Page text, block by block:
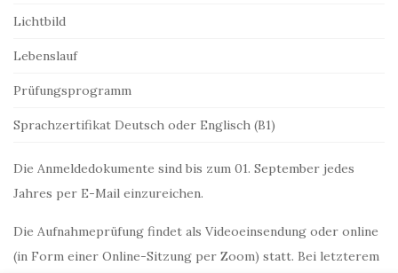
Lichtbild
Lebenslauf
Prüfungsprogramm
Sprachzertifikat Deutsch oder Englisch (B1)
Die Anmeldedokumente sind bis zum 01. September jedes
Jahres per E-Mail einzureichen.
Die Aufnahmeprüfung findet als Videoeinsendung oder online
(in Form einer Online-Sitzung per Zoom) statt. Bei letzterem